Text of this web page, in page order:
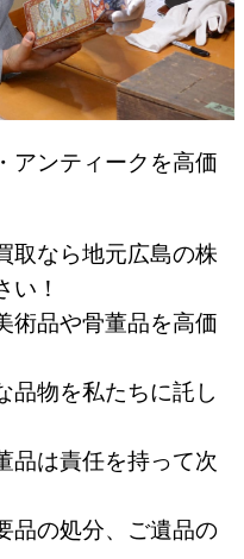
アンティークを高価
取なら地元広島の株
！
術品や骨董品を高価
品物を私たちに託し
品は責任を持って次
品の処分、ご遺品の